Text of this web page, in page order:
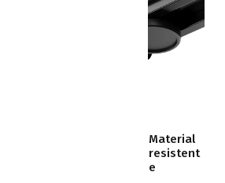
Material
resistent
e